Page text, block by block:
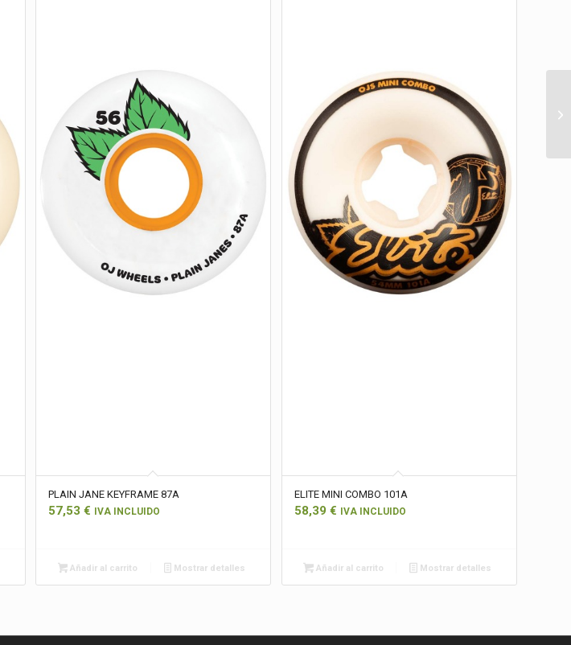
PLAIN JANE KEYFRAME 87A
57,53€ IVA INCLUIDO
Añadir al carrito Mostrar detalles
ELITE MINI COMBO 101A
58,39 € IVA INCLUIDO
Añadir al carrito Mostrar detalles